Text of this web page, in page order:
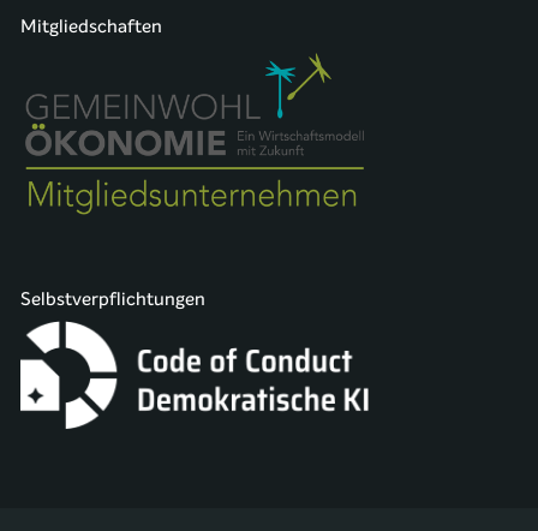
Mitgliedschaften
Selbstverpflichtungen